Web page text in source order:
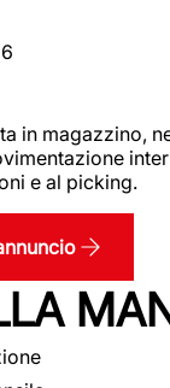
in
e al picking.